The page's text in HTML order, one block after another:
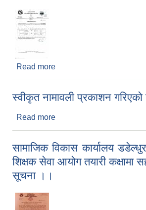
Read more
स्वीकृत नामावली प्रकाशन गरिएको
Read more
सामाजिक विकास कार्यालय
शिक्षक सेवा आयोग तयारी कक्षामा
सूचना ।।